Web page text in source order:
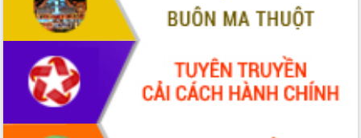
Đắk Lắk ký kết thỏa thuận hợp tác về
chuyển đổi số giai đoạn 2026 – 2030
với Tập đoàn Bưu chính Viễn thông
Việt Nam
Thứ trưởng Bộ Y tế làm việc với tỉnh
Đắk Lắk về phát triển nhân lực y tế
cho trạm y tế cấp xã
Du lịch Đắk Lắk nâng tầm trải nghiệm